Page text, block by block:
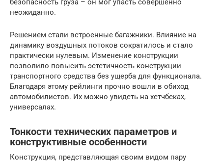
безопасность груза – он мог упасть совершенно
неожиданно.
Решением стали встроенные багажники. Влияние на
динамику воздушных потоков сократилось и стало
практически нулевым. Изменение конструкции
позволило повысить эстетичность конструкции
транспортного средства без ущерба для функционала.
Благодаря этому рейлинги прочно вошли в обиход
автомобилистов. Их можно увидеть на хетчбеках,
универсалах.
Тонкости технических параметров и
конструктивные особенности
Конструкция, представляющая своим видом пару